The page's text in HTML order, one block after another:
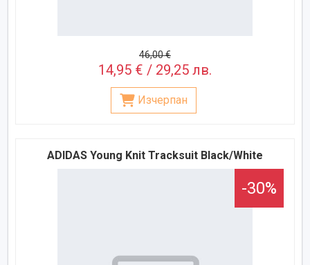
46,00 €
14,95 € / 29,25 лв.
Изчерпан
ADIDAS Young Knit Tracksuit Black/White
-30%